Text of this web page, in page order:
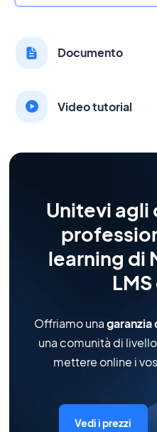
Documento
Video tutorial
Unitevi
learning di
Offriamo unagaranzia
una comunità di
mettere online i
Vedi i prezzi